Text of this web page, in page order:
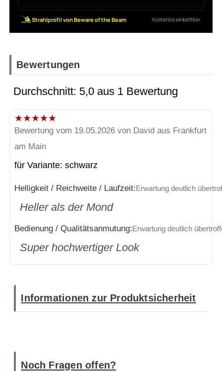
Bewertungen
Durchschnitt: 5,0 aus 1 Bewertung
★★★★★
Bewertung vom 19.05.2026 von David aus Frankfurt
am Main
für Variante: schwarz
Helligkeit / Reichweite / Laufzeit:Erwartung deutlich
Heller als der Mond
Bedienung / Qualitätsanmutung:Erwartung deutlich
Super hochwertiger Look
Informationen zur Produktsicherheit
Noch Fragen offen?